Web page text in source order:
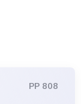
PP 808